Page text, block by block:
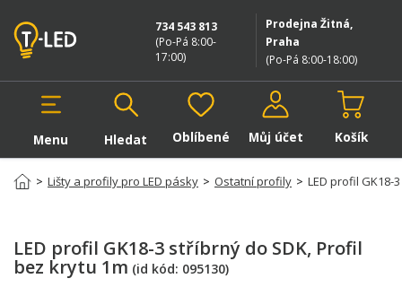
Prodejna Žitná,
Praha
(Po-Pá 8:00-18:00)
734 543 813
(Po-Pá 8:00-
17:00)
Menu Hledat
Hledat v produktech
Oblíbené Můj účet Košík
> Lišty a profily pro LED pásky > Ostatní profily > LED profil GK18-
LED profil GK18-3 stříbrný do SDK, Profil
bez krytu 1m (id kód: 095130)